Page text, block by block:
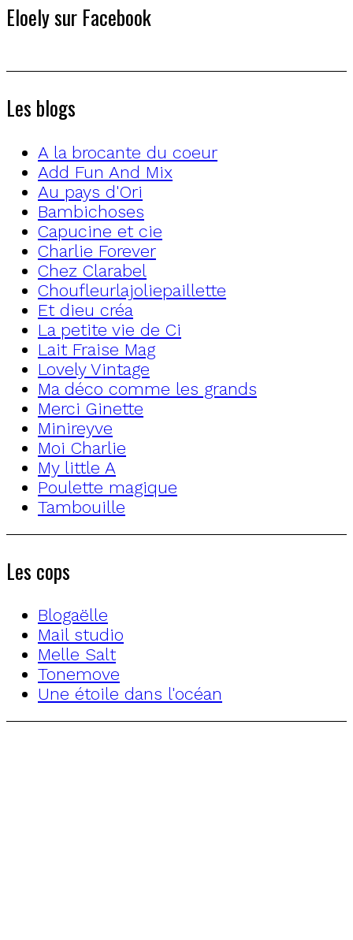
Eloely sur Facebook
Les blogs
A la brocante du coeur
Add Fun And Mix
Au pays d'Ori
Bambichoses
Capucine et cie
Charlie Forever
Chez Clarabel
Choufleurlajoliepaillette
Et dieu créa
La petite vie de Ci
Lait Fraise Mag
Lovely Vintage
Ma déco comme les grands
Merci Ginette
Minireyve
Moi Charlie
My little A
Poulette magique
Tambouille
Les cops
Blogaëlle
Mail studio
Melle Salt
Tonemove
Une étoile dans l'océan